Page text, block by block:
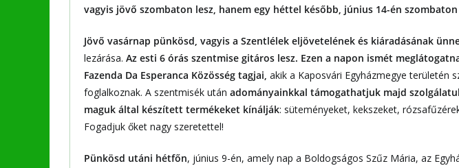
vagyis jövő szombaton lesz, hanem egy héttel később, június 14-én
Jövő vasárnap pünkösd, vagyis a Szentlélek eljövetelének és kiáradásának
lezárása. Az esti 6 órás szentmise gitáros lesz. Ezen a napon ismét
Fazenda Da Esperanca Közösség tagjai, akik a Kaposvári Egyházmegye területén
foglalkoznak. A szentmisék után adományainkkal támogathatjuk majd
maguk által készített termékeket kínálják: süteményeket, kekszeket,
Fogadjuk őket nagy szeretettel!
Pünkösd utáni hétfőn, június 9-én, amely nap a Boldogságos Szűz Mária, az